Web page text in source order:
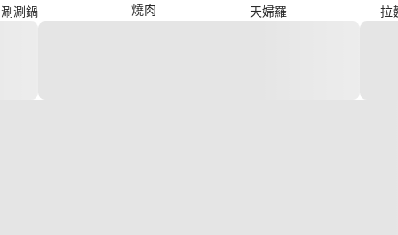
涮涮鍋 燒肉 天婦羅 拉